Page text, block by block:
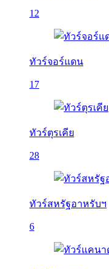
12
ทัวร์จอร์แดน
17
ทัวร์ตุรเคีย
28
ทัวร์สหรัฐอาหรับฯ
6